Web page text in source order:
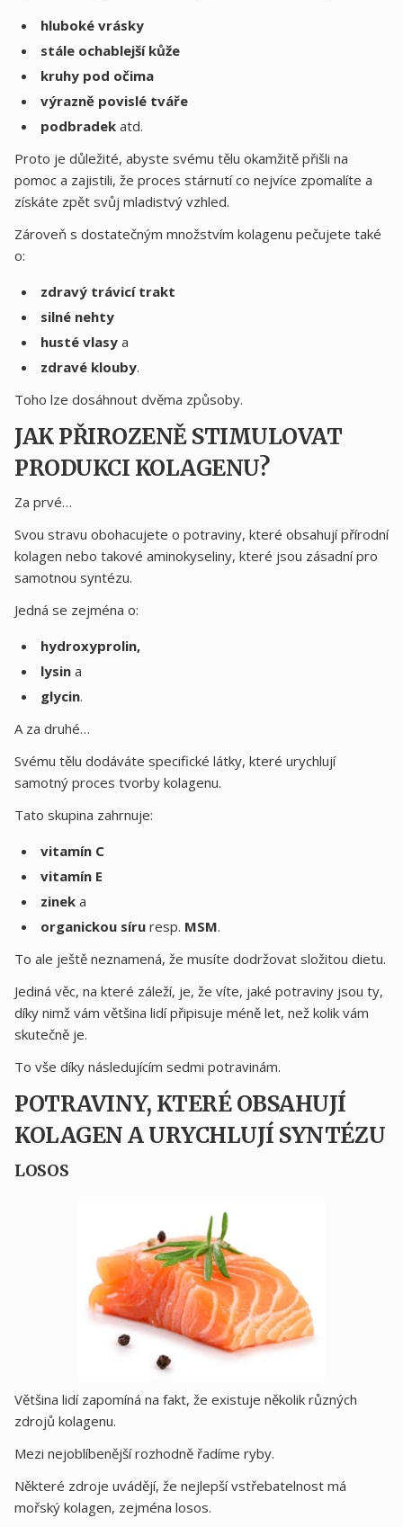
hluboké vrásky
stále ochablejší kůže
kruhy pod očima
výrazně povislé tváře
podbradek atd.
Proto je důležité, abyste svému tělu okamžitě přišli na
pomoc a zajistili, že proces stárnutí co nejvíce zpomalíte a
získáte zpět svůj mladistvý vzhled.
Zároveň s dostatečným množstvím kolagenu pečujete také
o:
zdravý trávicí trakt
silné nehty
husté vlasy a
zdravé klouby.
Toho lze dosáhnout dvěma způsoby.
JAK PŘIROZENĚ STIMULOVAT
PRODUKCI KOLAGENU?
Za prvé…
Svou stravu obohacujete o potraviny, které obsahují přírodní
kolagen nebo takové aminokyseliny, které jsou zásadní pro
samotnou syntézu.
Jedná se zejména o:
hydroxyprolin,
lysin a
glycin.
A za druhé…
Svému tělu dodáváte specifické látky, které urychlují
samotný proces tvorby kolagenu.
Tato skupina zahrnuje:
vitamín C
vitamín E
zinek a
organickou síru resp. MSM.
To ale ještě neznamená, že musíte dodržovat složitou dietu.
Jediná věc, na které záleží, je, že víte, jaké potraviny jsou ty,
díky nimž vám většina lidí připisuje méně let, než kolik vám
skutečně je.
To vše díky následujícím sedmi potravinám.
POTRAVINY, KTERÉ OBSAHUJÍ
KOLAGEN A URYCHLUJÍ SYNTÉZU
LOSOS
Většina lidí zapomíná na fakt, že existuje několik různých
zdrojů kolagenu.
Mezi nejoblíbenější rozhodně řadíme ryby.
Některé zdroje uvádějí, že nejlepší vstřebatelnost má
mořský kolagen, zejména losos.